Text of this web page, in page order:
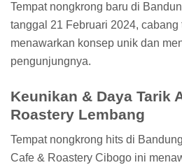
Tempat nongkrong baru di
tanggal 21 Februari 2024, cabang
menawarkan konsep unik dan
pengunjungnya.
Keunikan & Daya Tarik
Roastery Lembang
Tempat nongkrong hits di
Cafe & Roastery Cibogo ini